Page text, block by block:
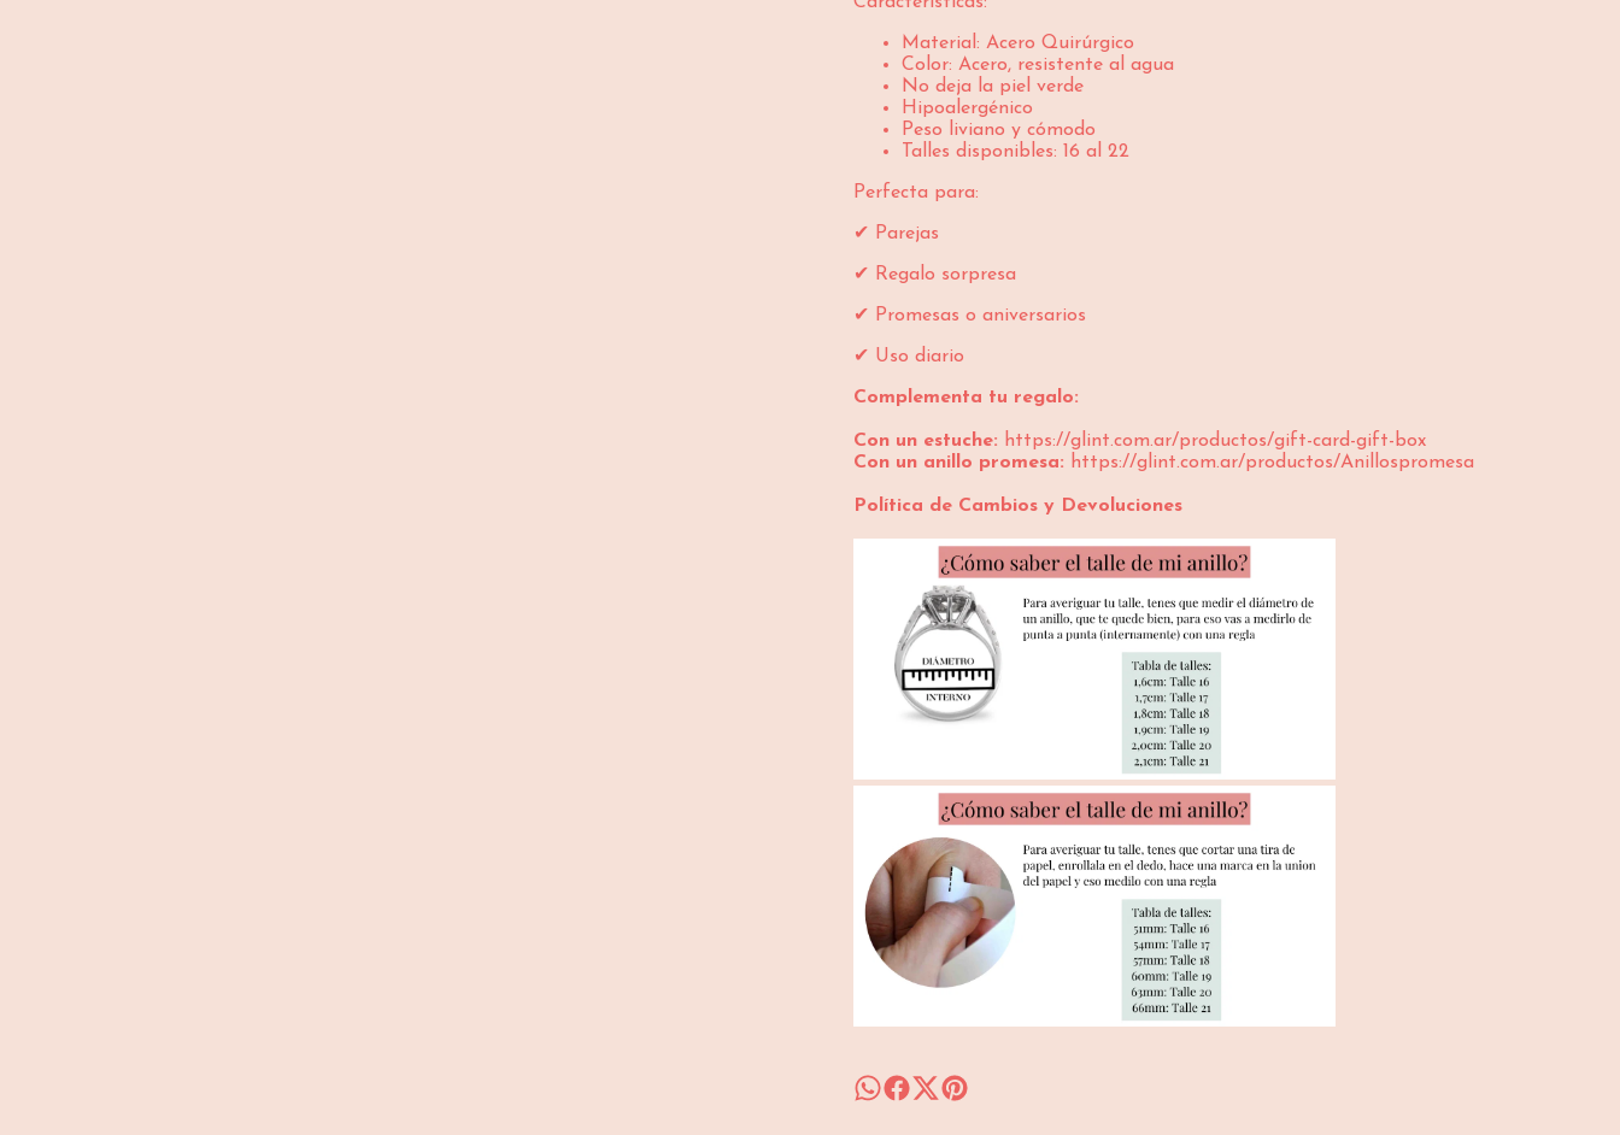
Material: Acero Quirúrgico
Color: Acero, resistente al agua
No deja la piel verde
Hipoalergénico
Peso liviano y cómodo
Talles disponibles: 16 al 22
Perfecta para:
✔ Parejas
✔ Regalo sorpresa
✔ Promesas o aniversarios
✔ Uso diario
Complementa tu regalo:
Con un estuche: https://glint.com.ar/productos/gift-card-gift-box
Con un anillo promesa: https://glint.com.ar/productos/Anillospromesa
Política de Cambios y Devoluciones